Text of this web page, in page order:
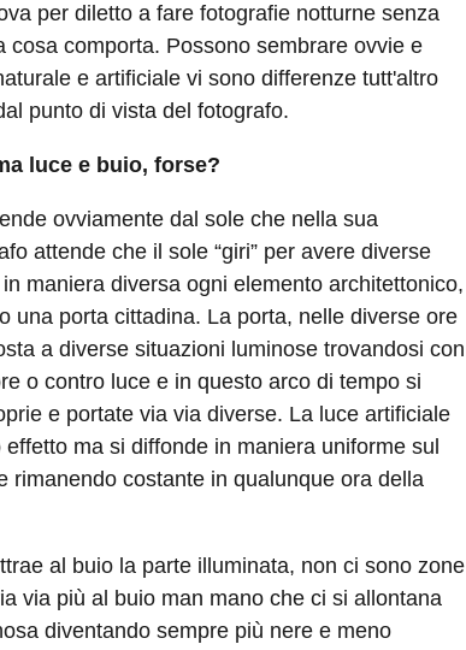
per diletto a fare fotografie notturne senza
cosa comporta. Possono sembrare ovvie e
e artificiale vi sono differenze tutt'altro
punto di vista del fotografo.
luce e buio, forse?
ovviamente dal sole che nella sua
attende che il sole “giri” per avere diverse
maniera diversa ogni elemento architettonico,
una porta cittadina. La porta, nelle diverse ore
a diverse situazioni luminose trovandosi con
o contro luce e in questo arco di tempo si
e portate via via diverse. La luce artificiale
ma si diffonde in maniera uniforme sul
rimanendo costante in qualunque ora della
al buio la parte illuminata, non ci sono zone
via più al buio man mano che ci si allontana
diventando sempre più nere e meno